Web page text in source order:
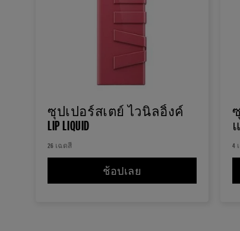
ซุปเปอร์สเตย์ ไวนิลอิ้งค์
LIP LIQUID
26 เฉดสี
ช้อปเลย ซุปเปอร์สเตย์ ไวนิลอิ้ง
4